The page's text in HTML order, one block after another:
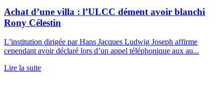
Achat d’une villa : l’ULCC dément avoir blanchi
Rony Célestin
L’institution dirigée par Hans Jacques Ludwig Joseph affirme
cependant avoir déclaré lors d’un appel téléphonique aux au...
Lire la suite